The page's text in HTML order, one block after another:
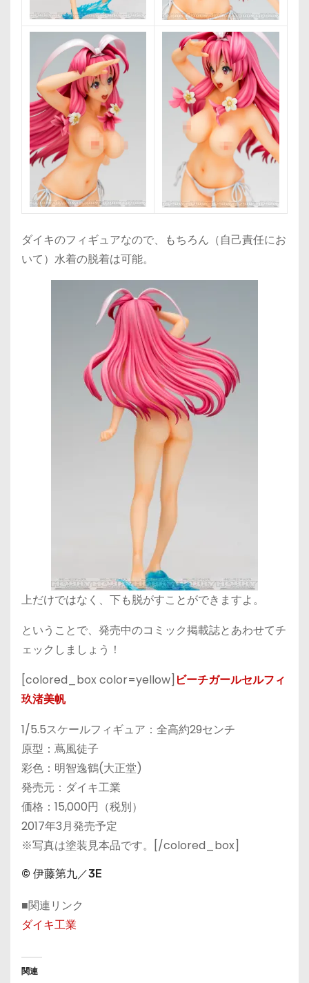
ダイキのフィギュアなので、もちろん（自己責任にお
いて）水着の脱着は可能。
上だけではなく、下も脱がすことができますよ。
ということで、発売中のコミック掲載誌とあわせてチ
ェックしましょう！
[colored_box color=yellow] ビーチガールセルフィ
玖渚美帆
1/5.5スケールフィギュア：全高約29センチ
原型：蔦風徒子
彩色：明智逸鶴(大正堂)
発売元：ダイキ工業
価格：15,000円（税別）
2017年3月発売予定
※写真は塗装見本品です。[/colored_box]
© 伊藤第九／3E
■関連リンク
ダイキ工業
関連